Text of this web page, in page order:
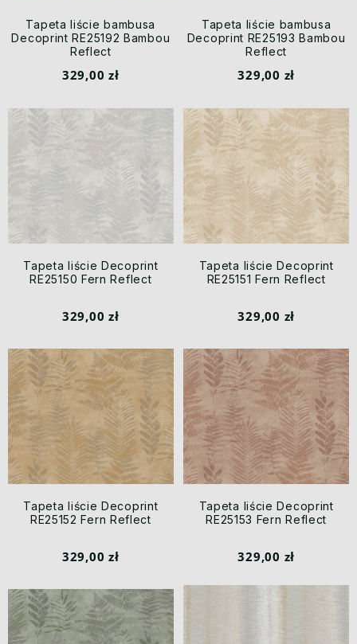
Tapeta liście bambusa
Decoprint RE25192 Bambou
Reflect
329,00 zł
Tapeta liście bambusa
Decoprint RE25193 Bambou
Reflect
329,00 zł
Tapeta liście Decoprint
RE25150 Fern Reflect
329,00 zł
Tapeta liście Decoprint
RE25151 Fern Reflect
329,00 zł
Tapeta liście Decoprint
RE25152 Fern Reflect
329,00 zł
Tapeta liście Decoprint
RE25153 Fern Reflect
329,00 zł